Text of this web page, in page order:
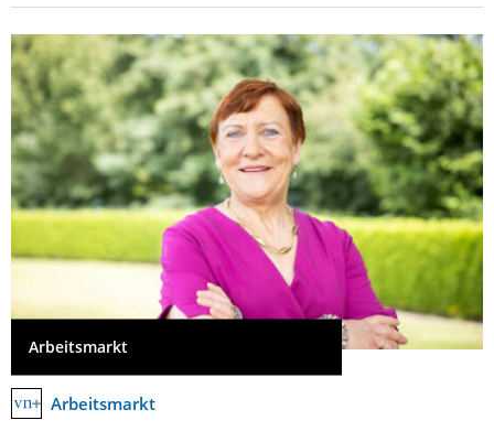
Arbeitsmarkt
Arbeitsmarkt